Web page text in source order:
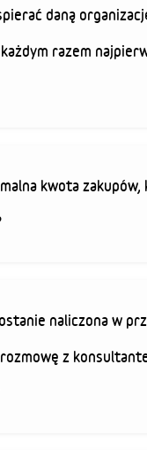
daną
razem
kwota
naliczona w
z